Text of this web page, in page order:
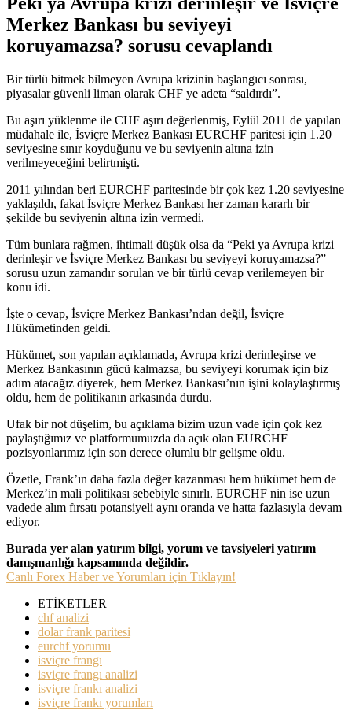
Merkez Bankası bu seviyeyi
koruyamazsa? sorusu cevaplandı
Bir türlü bitmek bilmeyen Avrupa krizinin başlangıcı sonrası,
piyasalar güvenli liman olarak CHF ye adeta “saldırdı”.
Bu aşırı yüklenme ile CHF aşırı değerlenmiş, Eylül 2011 de yapılan
müdahale ile, İsviçre Merkez Bankası EURCHF paritesi için 1.20
seviyesine sınır koyduğunu ve bu seviyenin altına izin
verilmeyeceğini belirtmişti.
2011 yılından beri EURCHF paritesinde bir çok kez 1.20 seviyesine
yaklaşıldı, fakat İsviçre Merkez Bankası her zaman kararlı bir
şekilde bu seviyenin altına izin vermedi.
Tüm bunlara rağmen, ihtimali düşük olsa da “Peki ya Avrupa krizi
derinleşir ve İsviçre Merkez Bankası bu seviyeyi koruyamazsa?”
sorusu uzun zamandır sorulan ve bir türlü cevap verilemeyen bir
konu idi.
İşte o cevap, İsviçre Merkez Bankası’ndan değil, İsviçre
Hükümetinden geldi.
Hükümet, son yapılan açıklamada, Avrupa krizi derinleşirse ve
Merkez Bankasının gücü kalmazsa, bu seviyeyi korumak için biz
adım atacağız diyerek, hem Merkez Bankası’nın işini kolaylaştırmış
oldu, hem de politikanın arkasında durdu.
Ufak bir not düşelim, bu açıklama bizim uzun vade için çok kez
paylaştığımız ve platformumuzda da açık olan EURCHF
pozisyonlarımız için son derece olumlu bir gelişme oldu.
Özetle, Frank’ın daha fazla değer kazanması hem hükümet hem de
Merkez’in mali politikası sebebiyle sınırlı. EURCHF nin ise uzun
vadede alım fırsatı potansiyeli aynı oranda ve hatta fazlasıyla devam
ediyor.
Burada yer alan yatırım bilgi, yorum ve tavsiyeleri yatırım
danışmanlığı kapsamında değildir.
Canlı Forex Haber ve Yorumları için Tıklayın!
ETİKETLER
chf analizi
dolar frank paritesi
eurchf yorumu
isviçre frangı
isviçre frangı analizi
isviçre frankı analizi
isviçre frankı yorumları